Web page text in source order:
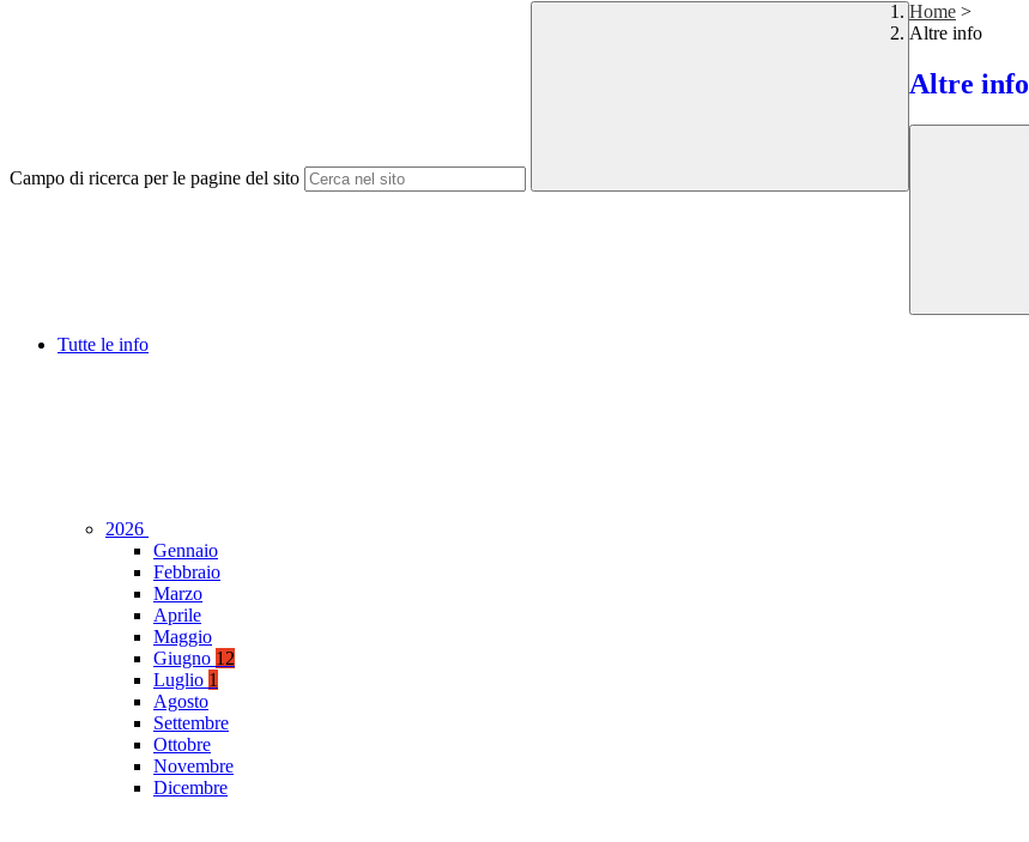
Campo di ricerca per le pagine del sito
Home >
Altre info
Altre info
Tutte le info
2026
Gennaio
Febbraio
Marzo
Aprile
Maggio
Giugno 12
Luglio 1
Agosto
Settembre
Ottobre
Novembre
Dicembre